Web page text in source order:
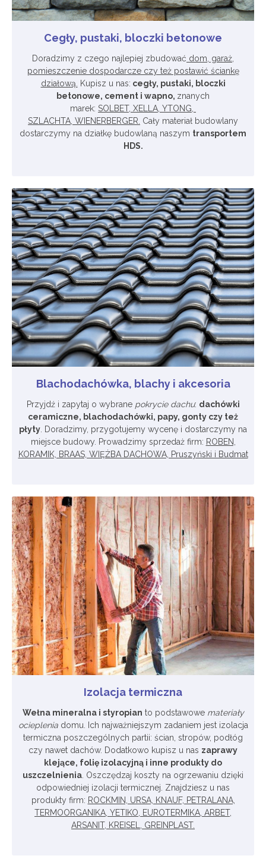
Cegły, pustaki, bloczki betonowe
Doradzimy z czego najlepiej zbudować dom, garaż,
pomieszczenie dospodarcze czy też postawić ściankę
działową.
Kupisz u nas: cegły, pustaki, bloczki
betonowe, cement i wapno, znanych
marek: SOLBET, XELLA, YTONG,
SZLACHTA, WIENERBERGER. Cały materiał budowlany
dostarczymy na działkę budowlaną naszym transportem
HDS.
Blachodachówka, blachy i akcesoria
Przyjdź i zapytaj o wybrane pokrycie dachu: dachówki
ceramiczne, blachodachówki, papy, gonty czy też
płyty . Doradzimy, przygotujemy wycenę i dostarczymy na
miejsce budowy. Prowadzimy sprzedaż firm: ROBEN,
KORAMIK, BRAAS, WIĘŻBA DACHOWA, Pruszyński i Budmat
Izolacja termiczna
Wełna mineralna i styropian to podstawowe materiały
ociepleniadomu. Ich najważniejszym zadaniem jest izolacja
termiczna poszczególnych partii: ścian, stropów, podłóg
czy nawet dachów. Dodatkowo kupisz u nas zaprawy
klejące, folię izolacyjną i inne produkty do
uszczelnienia . Oszczędzaj koszty na ogrzewaniu dzięki
odpowiedniej izolacji termicznej. Znajdziesz u nas
produkty firm: ROCKMIN, URSA, KNAUF, PETRALANA,
TERMOORGANIKA, YETIKO, EUROTERMIKA, ARBET,
ARSANIT, KREISEL, GREINPLAST.